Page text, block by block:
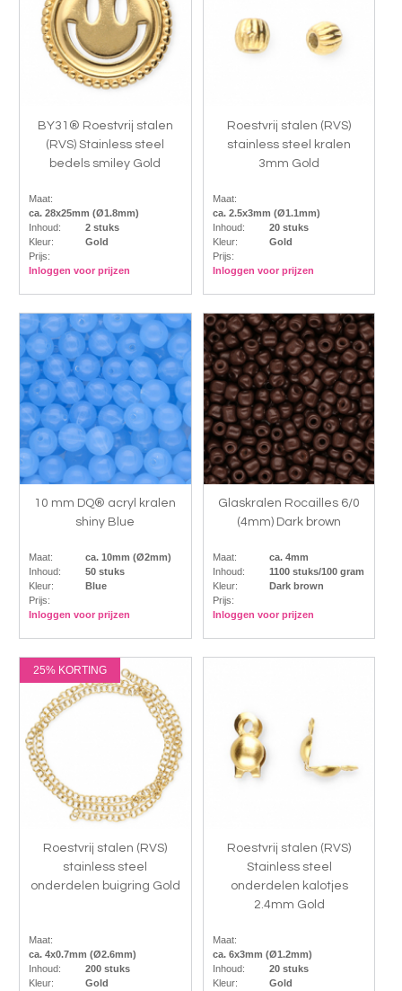
BY31® Roestvrij stalen
(RVS) Stainless steel
bedels smiley Gold
Maat:
ca. 28x25mm (Ø1.8mm)
Inhoud:
2 stuks
Kleur:
Gold
Prijs:
Inloggen voor prijzen
Roestvrij stalen (RVS)
stainless steel kralen
3mm Gold
Maat:
ca. 2.5x3mm (Ø1.1mm)
Inhoud:
20 stuks
Kleur:
Gold
Prijs:
Inloggen voor prijzen
10 mm DQ® acryl kralen
shiny Blue
Maat:
ca. 10mm (Ø2mm)
Inhoud:
50 stuks
Kleur:
Blue
Prijs:
Inloggen voor prijzen
Glaskralen Rocailles 6/0
(4mm) Dark brown
Maat:
ca. 4mm
Inhoud:
1100 stuks/100 gram
Kleur:
Dark brown
Prijs:
Inloggen voor prijzen
25% KORTING
Roestvrij stalen (RVS)
stainless steel
onderdelen buigring Gold
Maat:
ca. 4x0.7mm (Ø2.6mm)
Inhoud:
200 stuks
Kleur:
Gold
Roestvrij stalen (RVS)
Stainless steel
onderdelen kalotjes
2.4mm Gold
Maat:
ca. 6x3mm (Ø1.2mm)
Inhoud:
20 stuks
Kleur:
Gold